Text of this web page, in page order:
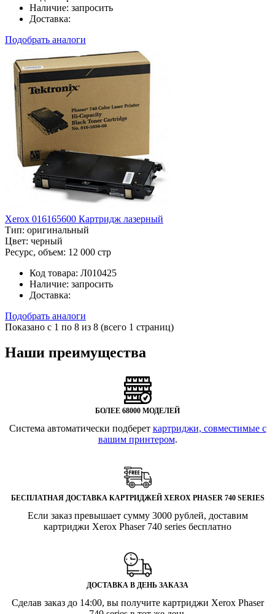
Наличие: запросить
Доставка:
Подобрать аналоги
Xerox 016165600 Картридж лазерный
Тип: оригинальный
Цвет: черный
Ресурс, объем: 12 000 стр
Код товара: Л010425
Наличие: запросить
Доставка:
Подобрать аналоги
Показано с 1 по 8 из 8 (всего 1 страниц)
Наши преимущества
БОЛЕЕ 68000 МОДЕЛЕЙ
Система автоматически подберет картриджи, совместимые с
вашим принтером.
БЕСПЛАТНАЯ ДОСТАВКА КАРТРИДЖЕЙ XEROX PHASER 740 SERIES
Если заказ превышает сумму 3000 рублей, доставим
картриджи Xerox Phaser 740 series бесплатно
ДОСТАВКА В ДЕНЬ ЗАКАЗА
Сделав заказ до 14:00, вы получите картриджи Xerox Phaser